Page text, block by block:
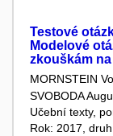
Testové
Modelové
zkouškám na
MORNSTEIN
SVOBODA
Učební texty,
Rok: 2017,